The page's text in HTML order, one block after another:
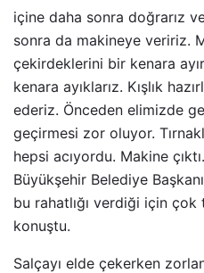
içine daha sonra doğrarız
sonra da makineye veririz.
çekirdeklerini bir kenara
kenara ayıklarız. Kışlık
ederiz. Önceden elimizde
geçirmesi zor oluyor.
hepsi acıyordu. Makine
Büyükşehir Belediye
bu rahatlığı verdiği için
konuştu.
Salçayı elde çekerken